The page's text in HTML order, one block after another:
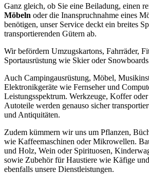
Ganz gleich, ob Sie eine Beiladung, einen
Möbeln oder die Inanspruchnahme eines
benötigen, unser Service deckt ein breites
transportierenden Gütern ab.
Wir befördern Umzugskartons, Fahrräder,
Sportausrüstung wie Skier oder
Auch Campingausrüstung, Möbel,
Elektronikgeräte wie Fernseher und
Leistungsspektrum. Werkzeuge, Koffer
Autoteile werden genauso sicher
und Antiquitäten.
Zudem kümmern wir uns um Pflanzen,
wie Kaffeemaschinen oder Mikrowellen.
und Holz, Wein oder Spirituosen,
sowie Zubehör für Haustiere wie Käfige
ebenfalls unsere Dienstleistungen.